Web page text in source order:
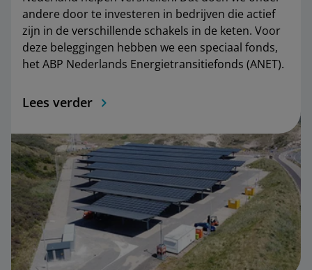
andere door te investeren in bedrijven die actief
zijn in de verschillende schakels in de keten. Voor
deze beleggingen hebben we een speciaal fonds,
het ABP Nederlands Energietransitiefonds (ANET).
Lees verder